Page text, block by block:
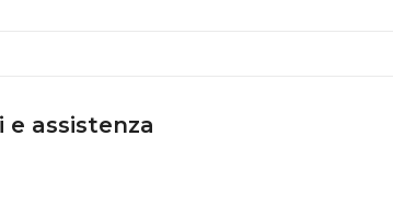
e assistenza